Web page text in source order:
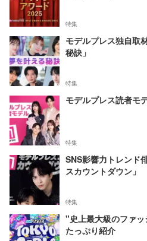
特集
モデルプレス独自取
秘訣」
特集
モデルプレス読者モ
特集
SNS影響力トレンド
スカウントダウン」
特集
"史上最大級のファ
たっぷり紹介